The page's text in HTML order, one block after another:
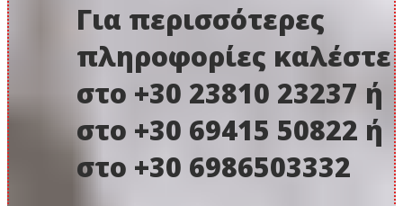
Για περισσότερες
πληροφορίες καλέστε
στο +30 23810 23237 ή
στο +30 69415 50822 ή
στο +30 6986503332